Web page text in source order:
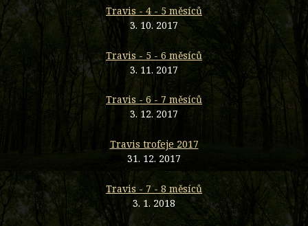
Travis - 4 - 5 měsíců
3. 10. 2017
Travis - 5 - 6 měsíců
3. 11. 2017
Travis - 6 - 7 měsíců
3. 12. 2017
Travis trofeje 2017
31. 12. 2017
Travis - 7 - 8 měsíců
3. 1. 2018